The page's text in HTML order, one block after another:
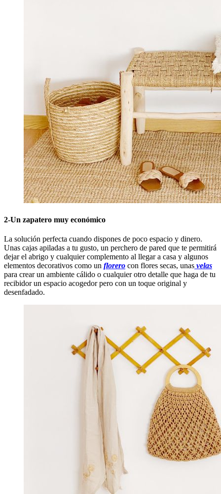
2-Un zapatero muy económico
La solución perfecta cuando dispones de poco espacio y dinero.
Unas cajas apiladas a tu gusto, un perchero de pared que te permitirá
dejar el abrigo y cualquier complemento al llegar a casa y algunos
elementos decorativos como un florero con flores secas, unas velas
para crear un ambiente cálido o cualquier otro detalle que haga de tu
recibidor un espacio acogedor pero con un toque original y
desenfadado.